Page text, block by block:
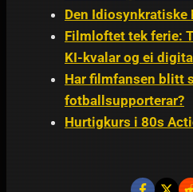
Den Idiosynkratiske
Filmloftet tek ferie:
KI-kvalar og ei
Har filmfansen blitt
fotballsupporterar?
Hurtigkurs i 80s